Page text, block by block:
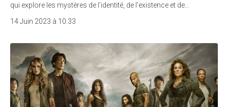
qui explore les mystères de l’identité, de l’existence et de…
14 Juin 2023 à 10:33